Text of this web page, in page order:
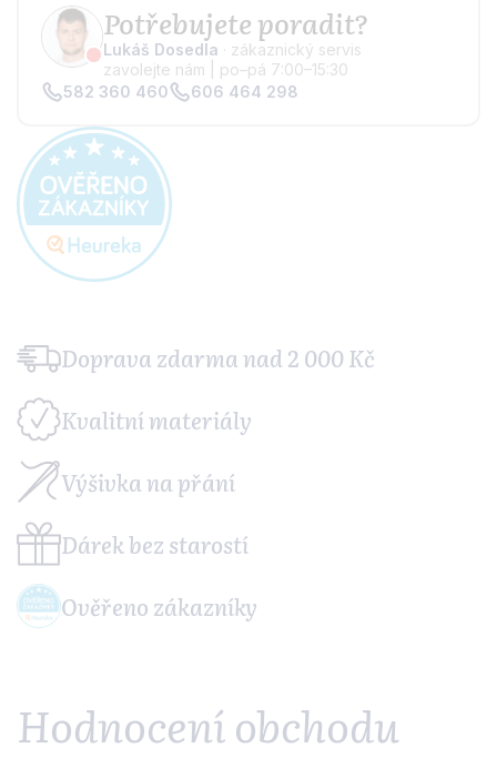
Potřebujete poradit?
Lukáš Dosedla · zákaznický servis
zavolejte nám | po–pá 7:00–15:30
582 360 460
606 464 298
Doprava zdarmanad 2 000 Kč
Kvalitnímateriály
Výšivkana přání
Dárekbez starostí
Ověřeno zákazníky
Hodnocení obchodu